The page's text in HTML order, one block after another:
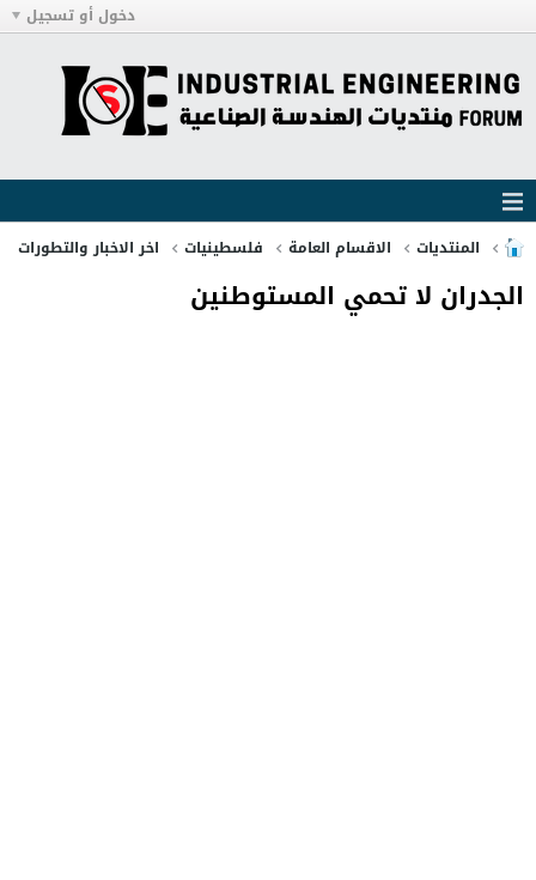
دخول أو تسجيل
المنتديات الاقسام العامة فلسطينيات اخر الاخبار والتطورات
الجدران لا تحمي المستوطنين